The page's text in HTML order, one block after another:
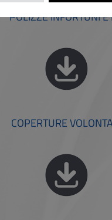
POLIZZE INFORTUNI E
COPERTURE